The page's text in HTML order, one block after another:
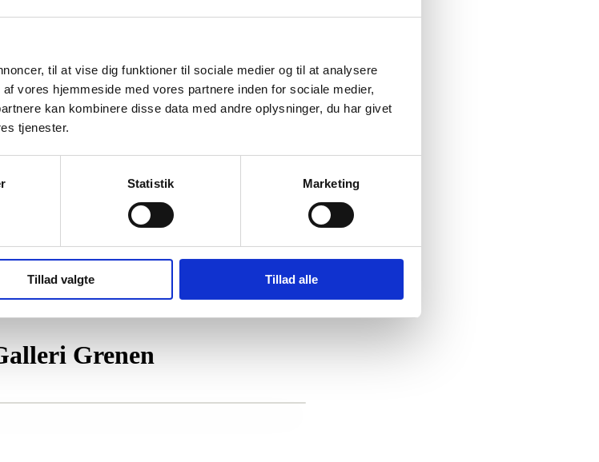
til at vise dig funktioner til sociale medier og til at analysere
vores hjemmeside med vores partnere inden for sociale medier,
kan kombinere disse data med andre oplysninger, du har givet
tjenester.
Statistik Marketing
Tillad valgte Tillad alle
Grenen